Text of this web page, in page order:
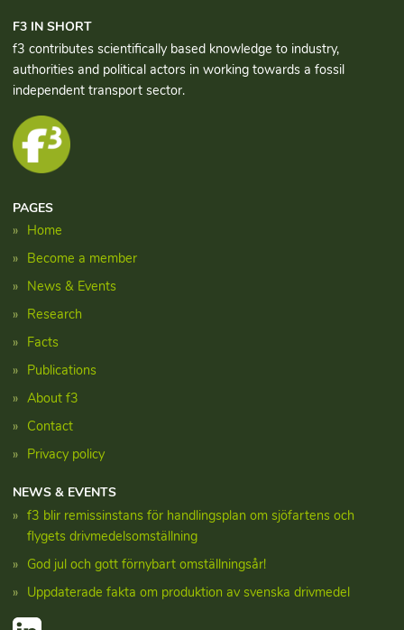
F3 IN SHORT
f3 contributes scientifically based knowledge to industry,
authorities and political actors in working towards a fossil
independent transport sector.
PAGES
Home
Become a member
News & Events
Research
Facts
Publications
About f3
Contact
Privacy policy
NEWS & EVENTS
f3 blir remissinstans för handlingsplan om sjöfartens och
flygets drivmedelsomställning
God jul och gott förnybart omställningsår!
Uppdaterade fakta om produktion av svenska drivmedel